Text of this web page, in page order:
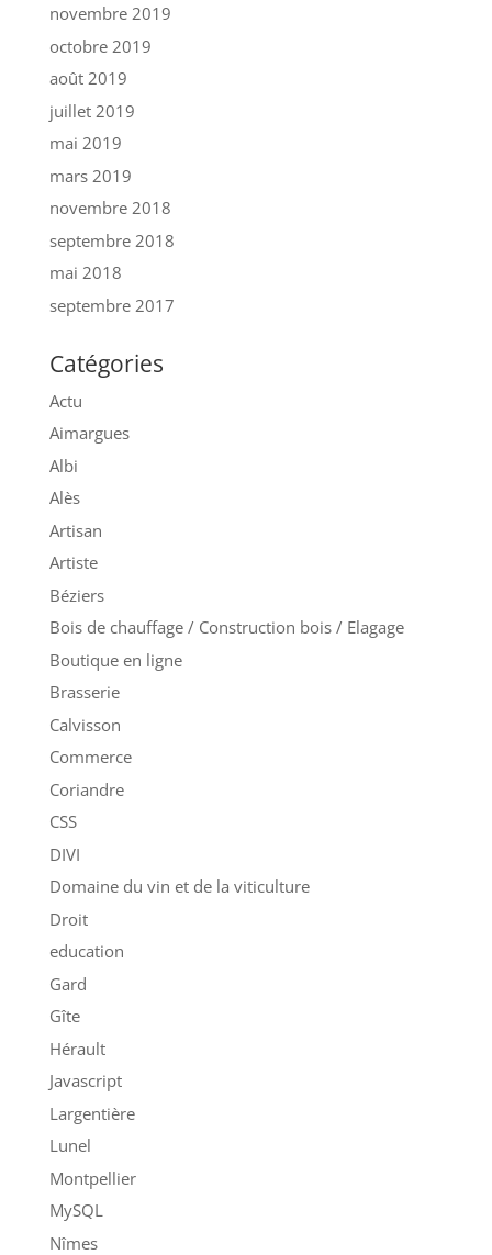
novembre 2019
octobre 2019
août 2019
juillet 2019
mai 2019
mars 2019
novembre 2018
septembre 2018
mai 2018
septembre 2017
Catégories
Actu
Aimargues
Albi
Alès
Artisan
Artiste
Béziers
Bois de chauffage / Construction bois / Elagage
Boutique en ligne
Brasserie
Calvisson
Commerce
Coriandre
CSS
DIVI
Domaine du vin et de la viticulture
Droit
education
Gard
Gîte
Hérault
Javascript
Largentière
Lunel
Montpellier
MySQL
Nîmes